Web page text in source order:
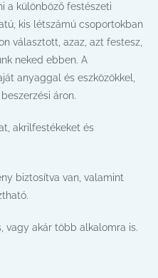
a különböző festészeti
kis létszámú csoportokban
választott, azaz, azt festesz,
neked ebben. A
anyaggal és eszközökkel,
áron.
akrilfestékeket és
biztosítva van, valamint
vagy akár több alkalomra is.